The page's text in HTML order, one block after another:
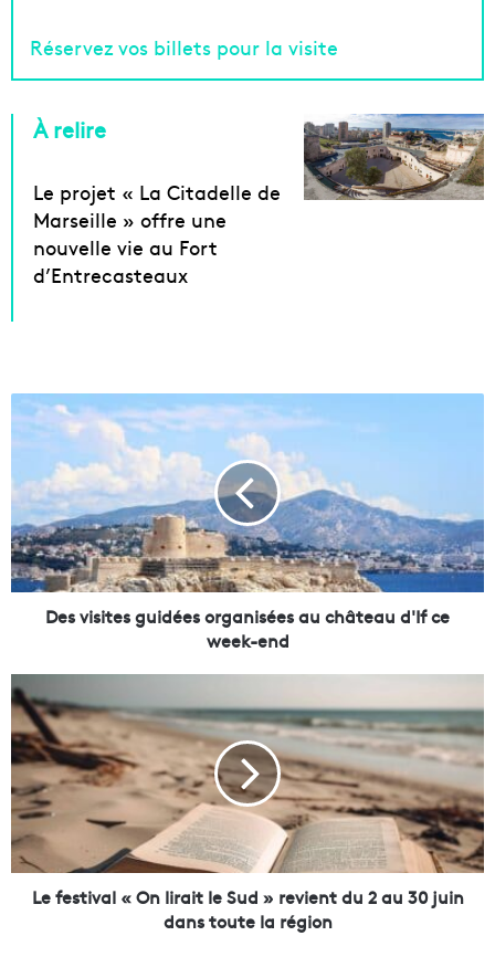
Réservez vos billets pour la visite
À relire
Le projet « La Citadelle de
Marseille » offre une
nouvelle vie au Fort
d’Entrecasteaux
e
s
v
i
s
i
t
e
i
d
é
e
o
r
g
a
Des visites guidées organisées au château d'If ce
week-end
L
e
f
e
t
v
a
Le festival « On lirait le Sud » revient du 2 au 30 juin
dans toute la région